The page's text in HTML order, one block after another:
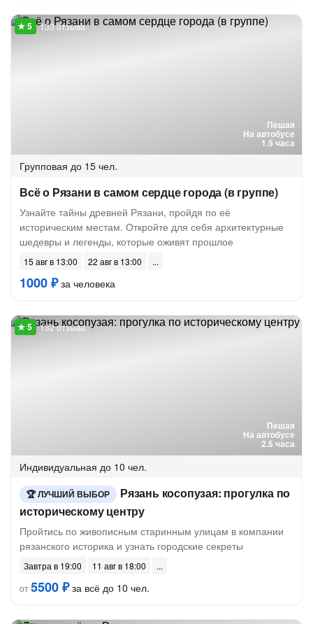
Пешая
На автобусе
1.5 часа
133 отзыва
Групповая до 15 чел.
Всё о Рязани в самом сердце города (в группе)
Узнайте тайны древней Рязани, пройдя по её
историческим местам. Откройте для себя архитектурные
шедевры и легенды, которые оживят прошлое
15 авг в 13:00 22 авг в 13:00
1000 ₽за человека
Пешая
На автобусе
2.5 часа
132 отзыва
Индивидуальная до 10 чел.
ЛУЧШИЙ ВЫБОР
Рязань косопузая: прогулка по
историческому центру
Пройтись по живописным старинным улицам в компании
рязанского историка и узнать городские секреты
Завтра в 19:00
11 авг в 18:00
от5500 ₽за всё до 10 чел.